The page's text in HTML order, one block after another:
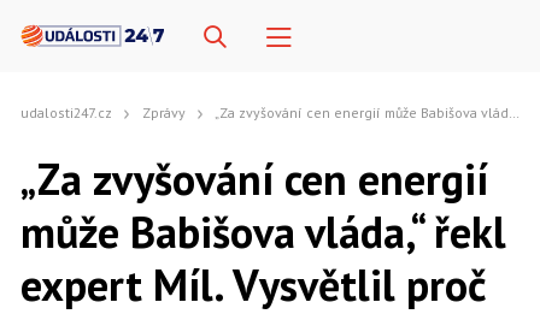
udalosti247.cz Zprávy „Za zvyšování cen energií může Babišova vláda,“ řekl expert Míl. Vysvětlil proč
„Za zvyšování cen energií
může Babišova vláda,“ řekl
expert Míl. Vysvětlil proč